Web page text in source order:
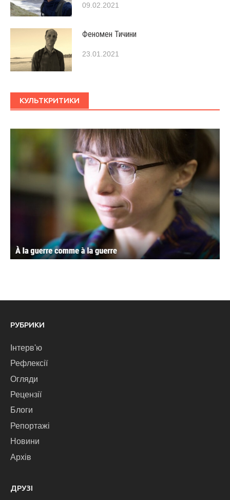
09.02.2021
Феномен Тичини
23.01.2021
КУЛЬТКРИТИКИ
РУБРИКИ
Інтерв'ю
Рефлексії
Огляди
Рецензії
Блоги
Репортажі
Новини
Архів
ДРУЗІ